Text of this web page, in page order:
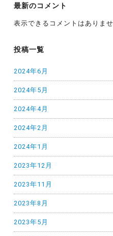
最新のコメント
表示できるコメントはありませ
投稿一覧
2024年6月
2024年5月
2024年4月
2024年2月
2024年1月
2023年12月
2023年11月
2023年8月
2023年5月